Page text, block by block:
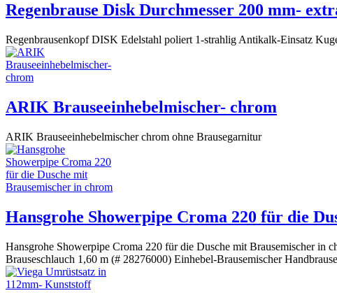
Regenbrause Disk Durchmesser 200 mm-
Regenbrausenkopf DISK Edelstahl poliert 1-strahlig Antikalk-Einsatz
ARIK Brauseeinhebelmischer- chrom
ARIK Brauseeinhebelmischer chrom ohne Brausegarnitur
Hansgrohe Showerpipe Croma 220 für die
Hansgrohe Showerpipe Croma 220 für die Dusche mit Brausemischer in
Brauseschlauch 1,60 m (# 28276000) Einhebel-Brausemischer